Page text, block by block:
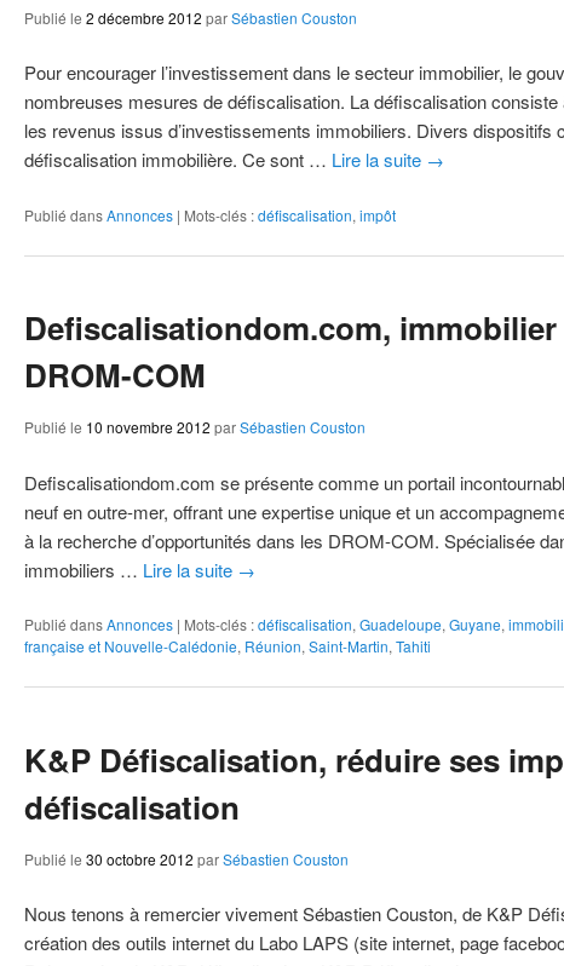
Publié le 2 décembre 2012 parSébastien Couston
Pour encourager l’investissement dans le secteur immobilier, le
nombreuses mesures de défiscalisation. La défiscalisation consiste
les revenus issus d’investissements immobiliers. Divers dispositifs
défiscalisation immobilière. Ce sont … Lire la suite →
Publié dansAnnonces | Mots-clés :défiscalisation, impôt
Defiscalisationdom.com,
DROM-COM
Publié le 10 novembre 2012 parSébastien Couston
Defiscalisationdom.com se présente comme un portail
neuf en outre-mer, offrant une expertise unique et un
à la recherche d’opportunités dans les DROM-COM. Spécialisée
immobiliers … Lire la suite →
Publié dansAnnonces | Mots-clés :défiscalisation, Guadeloupe, Guyane,
française et Nouvelle-Calédonie, Réunion, Saint-Martin, Tahiti
K&P Défiscalisation, réduire ses
défiscalisation
Publié le 30 octobre 2012 parSébastien Couston
Nous tenons à remercier vivement Sébastien Couston, de K&P
création des outils internet du Labo LAPS (site internet, page